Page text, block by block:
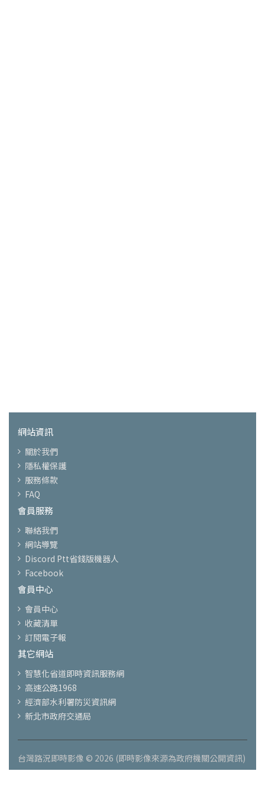
網站資訊
關於我們
隱私權保護
服務條款
FAQ
會員服務
聯絡我們
網站導覽
Discord Ptt省錢版機器人
Facebook
會員中心
會員中心
收藏清單
訂閱電子報
其它網站
智慧化省道即時資訊服務網
高速公路1968
經濟部水利署防災資訊網
新北市政府交通局
台灣路況即時影像 © 2026 (即時影像來源為政府機關公開資訊)